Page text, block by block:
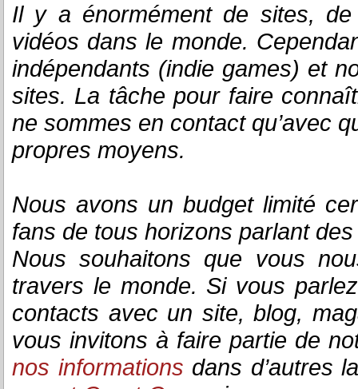
Il y a énormément de sites,
vidéos dans le monde.
indépendants (indie games) et
sites. La tâche pour faire
ne sommes en contact qu’avec
propres moyens.
Nous avons un budget limité
fans de tous horizons parlant
Nous souhaitons que vous
travers le monde. Si vous
contacts avec un site, blog,
vous invitons à faire partie de
nos informations dans d’autres